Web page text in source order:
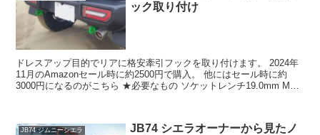
ック取り付け
ドレスアップ目的でリアに格安牽引フックを取り付けます。 2024年
11月のAmazonセール時に約2500円で購入。 他にはセール時に約
3000円になるのがこちら ★必要なもの ソケットレンチ19.0mm M12
JB74 ジムニーシエラ
JB74 シエラオーナーから見たノ